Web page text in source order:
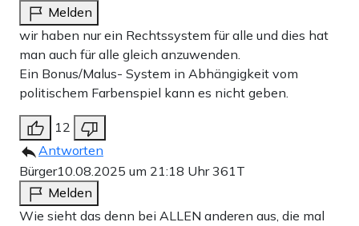
Melden
wir haben nur ein Rechtssystem für alle und dies hat
man auch für alle gleich anzuwenden.
Ein Bonus/Malus- System in Abhängigkeit vom
politischem Farbenspiel kann es nicht geben.
12
Antworten
Bürger10.08.2025 um 21:18 Uhr361T
Melden
Wie sieht das denn bei ALLEN anderen aus, die mal